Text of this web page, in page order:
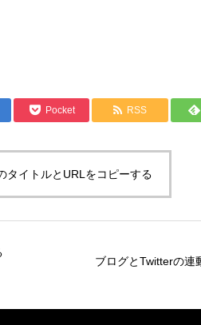
Pocket RSS
タイトルとURLをコピーする
ブログとTwitterの連